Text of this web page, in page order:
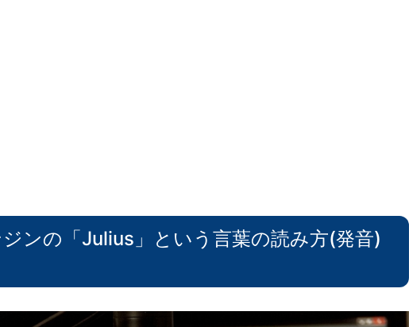
ンの「Julius」という言葉の読み方(発音)